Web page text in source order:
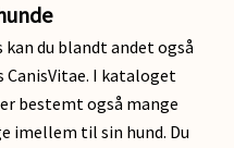
du blandt andet også
I kataloget
bestemt også mange
imellem til sin hund. Du